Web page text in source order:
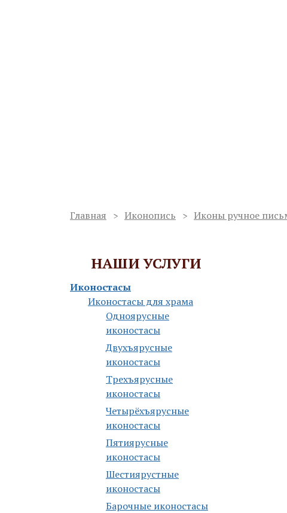
Главная Иконопись Иконы ручное
НАШИ УСЛУГИ
Иконостасы
Иконостасы для храма
Одноярусные
иконостасы
Двухъярусные
иконостасы
Трехъярусные
иконостасы
Четырёхъярусные
иконостасы
Пятиярусные
иконостасы
Шестиярустные
иконостасы
Барочные иконостасы